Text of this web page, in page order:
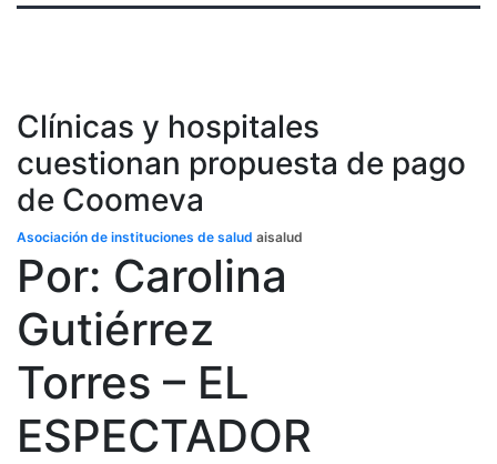
Clínicas y hospitales
cuestionan propuesta de pago
de Coomeva
Asociación de instituciones de salud aisalud
Por: Carolina
Gutiérrez
Torres – EL
ESPECTADOR